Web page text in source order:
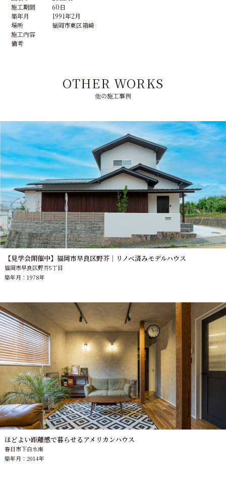
施工期間
60日
築年月
1991年2月
場所
福岡市東区箱崎
施工内容
備考
OTHER WORKS
他の施工事例
【見学会開催中】福岡市早良区野芥｜リノベ済みモデルハウス
福岡市早良区野芥5丁目
築年月：1978年
ほどよい距離感で暮らせるアメリカンハウス
春日市下白水南
築年月：2014年